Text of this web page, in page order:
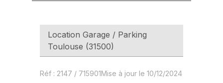
Location Garage / Parking
Toulouse (31500)
Réf : 2147 / 715901Mise à jour le 10/12/2024